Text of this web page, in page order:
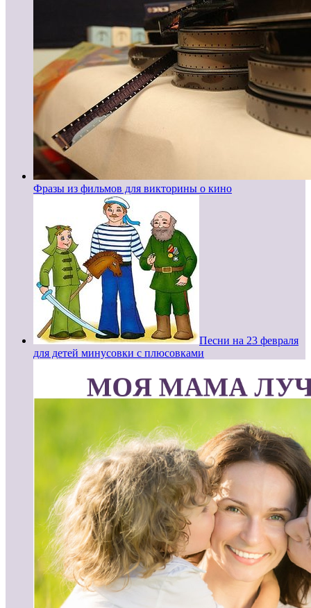
Фразы из фильмов для викторины о кино
Песни на 23 февраля
для детей минусовки с плюсовками